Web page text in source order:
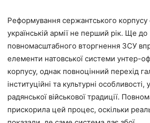
Реформування сержантського корпусу
українській армії не перший рік. Ще до
повномасштабного вторгнення ЗСУ
елементи натовської системи унтер-
корпусу, однак повноцінний перехід
інституційні та культурні особливості,
радянської військової традиції.
прискорила цей процес, оскільки